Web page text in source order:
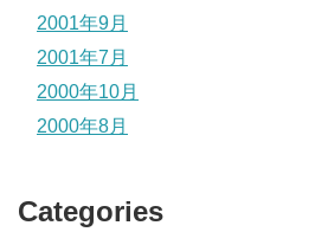
2001年9月
2001年7月
2000年10月
2000年8月
Categories